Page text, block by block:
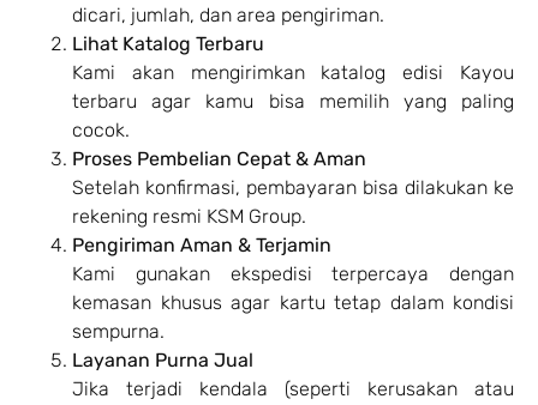
dicari, jumlah, dan area pengiriman.
Lihat Katalog Terbaru
Kami akan mengirimkan katalog edisi Kayou
terbaru agar kamu bisa memilih yang paling
cocok.
Proses Pembelian Cepat & Aman
Setelah konfirmasi, pembayaran bisa dilakukan ke
rekening resmi KSM Group.
Pengiriman Aman & Terjamin
Kami gunakan ekspedisi terpercaya dengan
kemasan khusus agar kartu tetap dalam kondisi
sempurna.
Layanan Purna Jual
Jika terjadi kendala (seperti kerusakan atau